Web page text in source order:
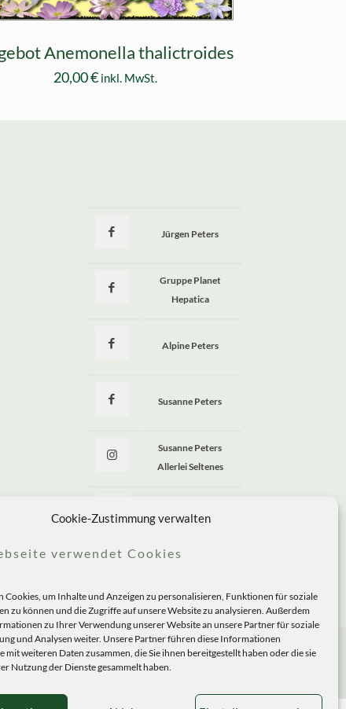
Cookie-Zustimmung verwalten
verwendet Cookies
Cookies, um Inhalte und Anzeigen zu personalisieren, Funktionen für soziale
zu können und die Zugriffe auf unsere Website zu analysieren. Außerdem
zu Ihrer Verwendung unserer Website an unsere Partner für soziale
und Analysen weiter. Unsere Partner führen diese Informationen
mit weiteren Daten zusammen, die Sie ihnen bereitgestellt haben oder die sie
Nutzung der Dienste gesammelt haben.
Anemonella thalictroides
20,00€ inkl. MwSt.
Jürgen Peters
Gruppe Planet
Hepatica
Alpine Peters
Susanne Peters
Susanne Peters
Allerlei Seltenes
Allerlei Seltenes